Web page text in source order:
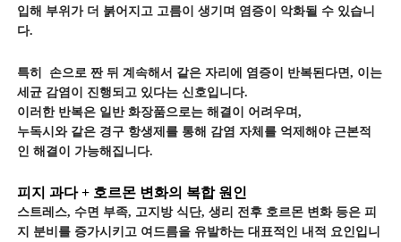
입해 부위가 더 붉어지고 고름이 생기며 염증이 악화될 수 있습니
다.
특히 손으로 짠 뒤 계속해서 같은 자리에 염증이 반복된다면, 이는
세균 감염이 진행되고 있다는 신호입니다.
이러한 반복은 일반 화장품으로는 해결이 어려우며,
누독시와 같은 경구 항생제를 통해 감염 자체를 억제해야 근본적
인 해결이 가능해집니다.
피지 과다 + 호르몬 변화의 복합 원인
스트레스, 수면 부족, 고지방 식단, 생리 전후 호르몬 변화 등은 피
지 분비를 증가시키고 여드름을 유발하는 대표적인 내적 요인입니